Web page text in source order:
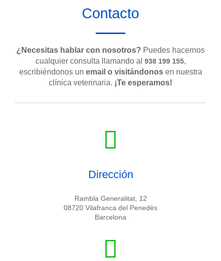
Contacto
¿Necesitas hablar con nosotros? Puedes hacernos
cualquier consulta llamando al 938 199 155,
escribiéndonos un email o visitándonosen nuestra
clínica veterinaria. ¡Te esperamos!
Dirección
Rambla Generalitat, 12
08720 Vilafranca del Penedès
Barcelona